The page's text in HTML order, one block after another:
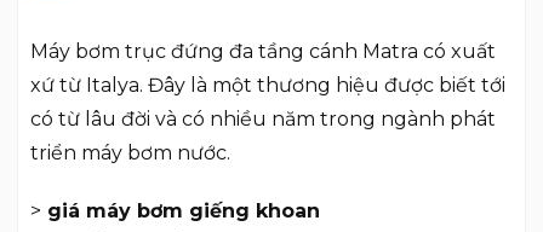
Máy bơm trục đứng đa tầng cánh Matra có xuất
xứ từ Italya. Đây là một thương hiệu được biết tới
có từ lâu đời và có nhiều năm trong ngành phát
triển máy bơm nước.
> giá máy bơm giếng khoan